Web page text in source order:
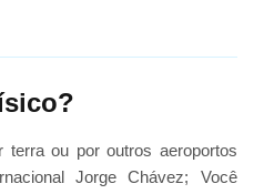
ou por outros aeroportos
Jorge Chávez; Você